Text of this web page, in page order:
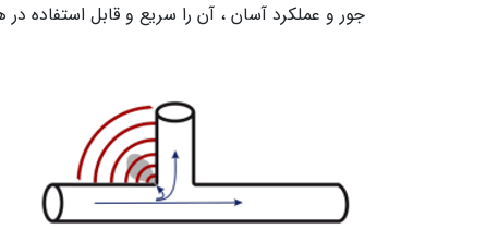
جور و عملکرد آسان ، آن را سریع و قابل استفاده